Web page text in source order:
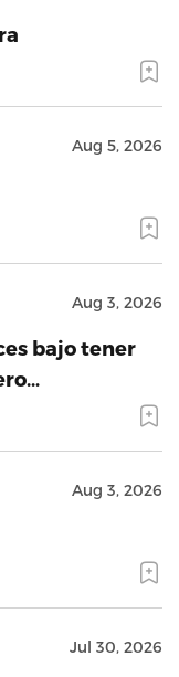
Aug 5, 2026
Aug 3, 2026
bajo tener
Aug 3, 2026
Jul 30, 2026